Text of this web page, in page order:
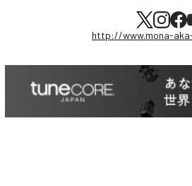
http://www.mona-